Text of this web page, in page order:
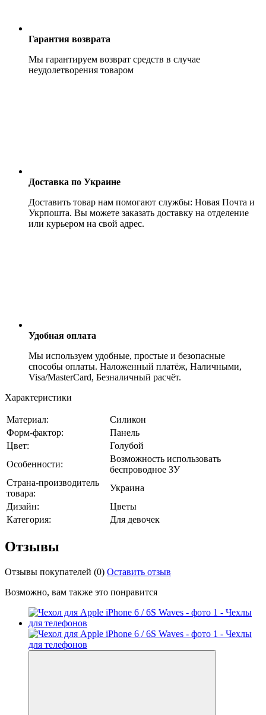
Гарантия возврата
Мы гарантируем возврат средств в случае
неудолетворения товаром
Доставка по Украине
Доставить товар нам помогают службы: Новая Почта и
Укрпошта. Вы можете заказать доставку на отделение
или курьером на свой адрес.
Удобная оплата
Мы используем удобные, простые и безопасные
способы оплаты. Наложенный платёж, Наличными,
Visa/MasterCard, Безналичный расчёт.
Характеристики
Материал:
Силикон
Форм-фактор:
Панель
Цвет:
Голубой
Особенности:
Возможность использовать
беспроводное ЗУ
Страна-производитель
товара:
Украина
Дизайн:
Цветы
Категория:
Для девочек
Отзывы
Отзывы покупателей (0) Оставить отзыв
Возможно, вам также это понравится